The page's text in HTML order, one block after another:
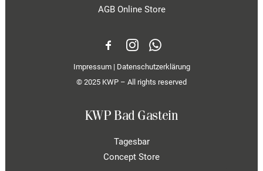
AGB Online Store
Impressum| Datenschutzerklärung
© 2025 KWP – All rights reserved
KWP Bad Gastein
Tagesbar
Concept Store